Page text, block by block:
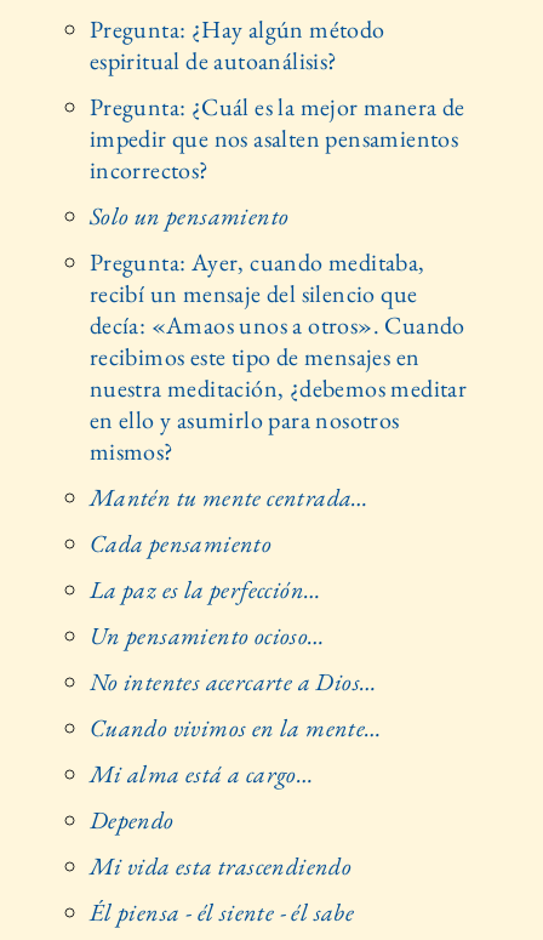
Pregunta: ¿Hay algún método
espiritual de autoanálisis?
Pregunta: ¿Cuál es la mejor manera de
impedir que nos asalten pensamientos
incorrectos?
Solo un pensamiento
Pregunta: Ayer, cuando meditaba,
recibí un mensaje del silencio que
decía: «Amaos unos a otros». Cuando
recibimos este tipo de mensajes en
nuestra meditación, ¿debemos meditar
en ello y asumirlo para nosotros
mismos?
Mantén tu mente centrada…
Cada pensamiento
La paz es la perfección…
Un pensamiento ocioso…
No intentes acercarte a Dios…
Cuando vivimos en la mente…
Mi alma está a cargo…
Dependo
Mi vida esta trascendiendo
Él piensa - él siente - él sabe